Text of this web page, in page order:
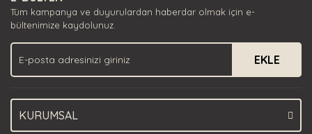
Ürün bilgilerinde hatalar bulunuyor.
Ürün fiyatı diğer sitelerden daha pahalı.
Bu ürüne benzer farklı alternatifler olmalı.
Tüm kampanya ve duyurulardan haberdar olmak için e-
bültenimize kaydolunuz.
EKLE
KURUMSAL